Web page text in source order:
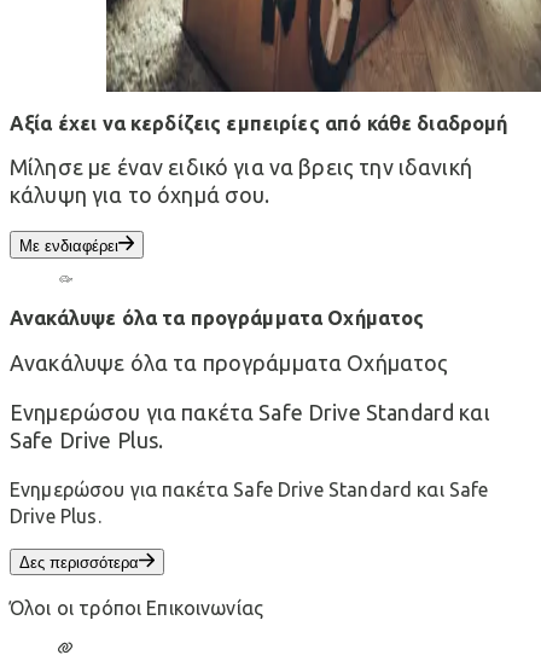
Αξία έχει να κερδίζεις εμπειρίες από κάθε διαδρομή
Μίλησε με έναν ειδικό για να βρεις την ιδανική
κάλυψη για το όχημά σου.
Με ενδιαφέρει
Ανακάλυψε όλα τα προγράμματα Οχήματος
Ανακάλυψε όλα τα προγράμματα Οχήματος
Ενημερώσου για πακέτα Safe Drive Standard και
Safe Drive Plus.
Ενημερώσου για πακέτα Safe Drive Standard και Safe
Drive Plus.
Δες περισσότερα
Όλοι οι τρόποι Επικοινωνίας